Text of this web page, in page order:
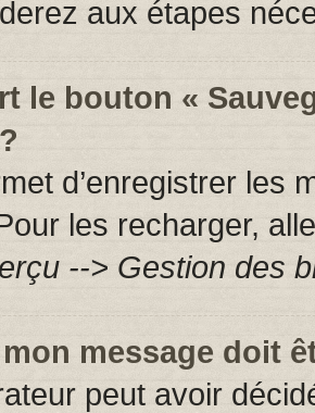
aux étapes
le bouton «
d’enregistrer les
les recharger,
--> Gestion des
message doit
peut avoir